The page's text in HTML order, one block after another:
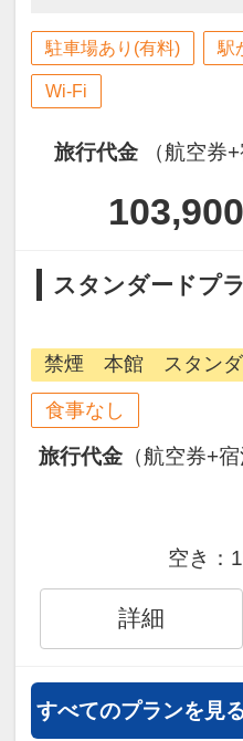
駐車場あり(有料) 駅
Wi-Fi
旅行代金
（航空券
スタンダードプ
禁煙 本館 スタンダ
食事なし
旅行代金 （航空券+
空き：
詳細
すべてのプランを見